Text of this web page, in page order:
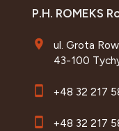
P.H. ROMEKS
ul. Grota
43-100
+48 32 217
+48 32 217